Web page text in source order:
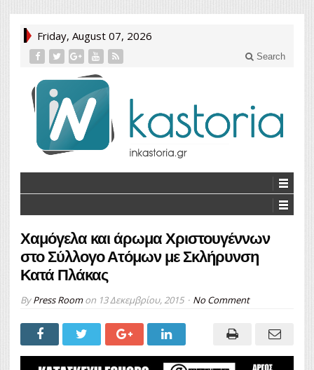
Friday, August 07, 2026
Search
Χαμόγελα και άρωμα Χριστουγέννων
στο Σύλλογο Ατόμων με Σκλήρυνση
Κατά Πλάκας
ByPress Roomon 13 Δεκεμβρίου, 2015 No Comment